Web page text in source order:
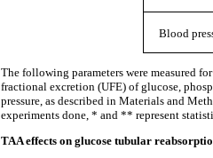
Blood
The following parameters were measured
fractional excretion (UFE) of glucose,
pressure, as described in Materials and
experiments done, * and ** represent
TAA effects on glucose tubular